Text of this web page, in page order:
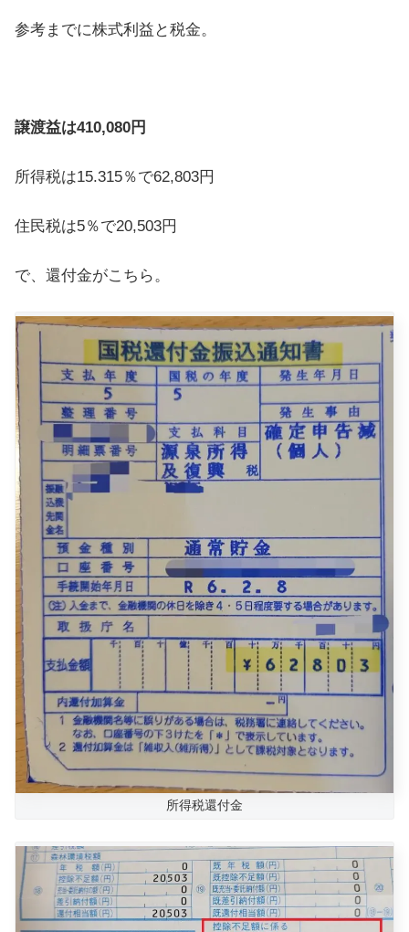
参考までに株式利益と税金。
譲渡益は410,080円
所得税は15.315％で62,803円
住民税は5％で20,503円
で、還付金がこちら。
所得税還付金